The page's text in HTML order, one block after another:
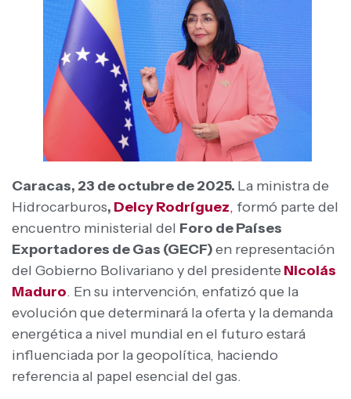
Caracas, 23 de octubre de 2025. La ministra de
Hidrocarburos, Delcy Rodríguez, formó parte del
encuentro ministerial del Foro de Países
Exportadores de Gas (GECF)en representación
del Gobierno Bolivariano y del presidente Nicolás
Maduro. En su intervención, enfatizó que la
evolución que determinará la oferta y la demanda
energética a nivel mundial en el futuro estará
influenciada por la geopolítica, haciendo
referencia al papel esencial del gas.